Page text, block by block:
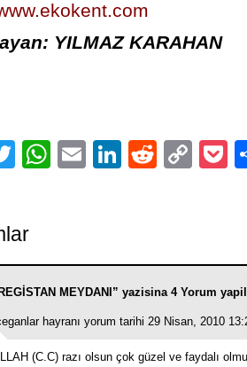
YILMAZ KARAHAN
TwitterWhatsApp
EmailLinkedIn
Reddit
MEYDANI” yazisina 4 Yorum
hayranı yorum tarihi 29 Nisan, 2010
(C.C) razı olsun çok güzel ve faydalı